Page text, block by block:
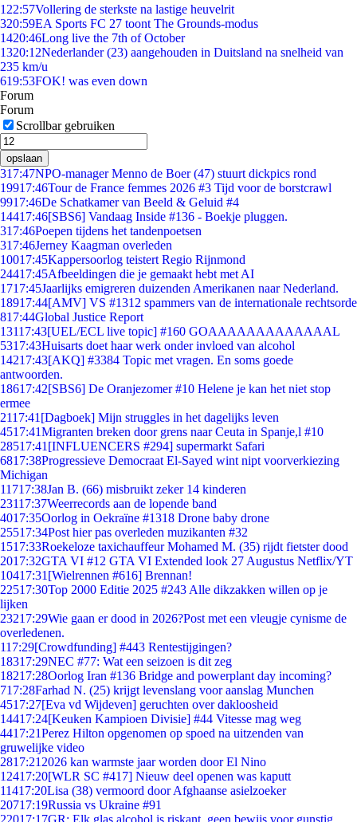
1 22:57Vollering de sterkste na lastige heuvelrit
320:59EA Sports FC 27 toont The Grounds-modus
1420:46Long live the 7th of October
1320:12Nederlander (23) aangehouden in Duitsland na snelheid van
235 km/u
619:53FOK! was even down
Forum
Forum
Scrollbar gebruiken
opslaan
317:47NPO-manager Menno de Boer (47) stuurt dickpics rond
19917:46Tour de France femmes 2026 #3 Tijd voor de borstcrawl
9917:46De Schatkamer van Beeld & Geluid #4
14417:46[SBS6] Vandaag Inside #136 - Boekje pluggen.
317:46Poepen tijdens het tandenpoetsen
317:46Jerney Kaagman overleden
10017:45Kappersoorlog teistert Regio Rijnmond
24417:45Afbeeldingen die je gemaakt hebt met AI
1717:45Jaarlijks emigreren duizenden Amerikanen naar Nederland.
18917:44[AMV] VS #1312 spammers van de internationale rechtsorde
817:44Global Justice Report
13117:43[UEL/ECL live topic] #160 GOAAAAAAAAAAAAAL
5317:43Huisarts doet haar werk onder invloed van alcohol
14217:43[AKQ] #3384 Topic met vragen. En soms goede
antwoorden.
18617:42[SBS6] De Oranjezomer #10 Helene je kan het niet stop
ermee
2117:41 [Dagboek] Mijn struggles in het dagelijks leven
4517:41Migranten breken door grens naar Ceuta in Spanje,l #10
28517:41 [INFLUENCERS #294] supermarkt Safari
6817:38Progressieve Democraat El-Sayed wint nipt voorverkiezing
Michigan
11717:38Jan B. (66) misbruikt zeker 14 kinderen
23117:37Weerrecords aan de lopende band
4017:35Oorlog in Oekraïne #1318 Drone baby drone
25517:34Post hier pas overleden muzikanten #32
1517:33Roekeloze taxichauffeur Mohamed M. (35) rijdt fietster dood
2017:32GTA VI #12 GTA VI Extended look 27 Augustus Netflix/YT
10417:31 [Wielrennen #616] Brennan!
22517:30Top 2000 Editie 2025 #243 Alle dikzakken willen op je
lijken
23217:29Wie gaan er dood in 2026?Post met een vleugje cynisme de
overledenen.
117:29[Crowdfunding] #443 Rentestijgingen?
18317:29NEC #77: Wat een seizoen is dit zeg
18217:28Oorlog Iran #136 Bridge and powerplant day incoming?
717:28Farhad N. (25) krijgt levenslang voor aanslag Munchen
4517:27[Eva vd Wijdeven] geruchten over dakloosheid
14417:24[Keuken Kampioen Divisie] #44 Vitesse mag weg
4417:21Perez Hilton opgenomen op spoed na uitzenden van
gruwelijke video
2817:21 2026 kan warmste jaar worden door El Nino
12417:20[WLR SC #417] Nieuw deel openen was kaputt
11417:20Lisa (38) vermoord door Afghaanse asielzoeker
20717:19Russia vs Ukraine #91
22017:17GR: Elk glas alcohol is riskant, geen bewijs voor gunstig